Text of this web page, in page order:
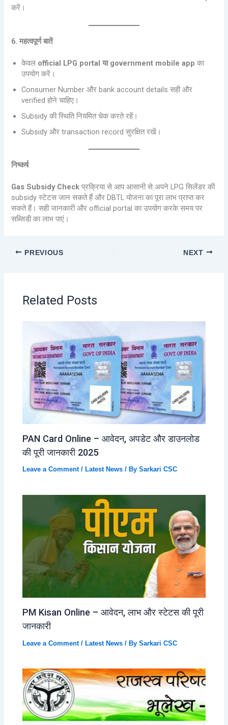
करें।
6. महत्वपूर्ण बातें
केवल official LPG portal या government mobile app का
उपयोग करें।
Consumer Number और bank account details सही और
verified होने चाहिए।
Subsidy की स्थिति नियमित चेक करते रहें।
Subsidy और transaction record सुरक्षित रखें।
निष्कर्ष
Gas Subsidy Check प्रक्रिया से आप आसानी से अपने LPG सिलेंडर की
subsidy स्टेटस जान सकते हैं और DBTL योजना का पूरा लाभ प्राप्त कर
सकते हैं। सही जानकारी और official portal का उपयोग करके समय पर
सब्सिडी का लाभ पाएं।
PREVIOUS NEXT
Related Posts
PAN Card Online – आवेदन, अपडेट और डाउनलोड
की पूरी जानकारी 2025
Leave a Comment / Latest News / BySarkari CSC
PM Kisan Online – आवेदन, लाभ और स्टेटस की पूरी
जानकारी
Leave a Comment /Latest News / BySarkari CSC